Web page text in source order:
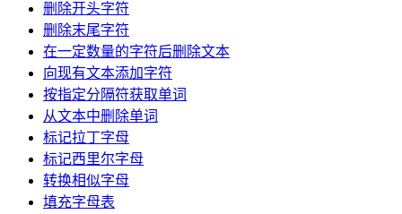
删除开头字符
删除末尾字符
在一定数量的字符后删除文本
向现有文本添加字符
按指定分隔符获取单词
从文本中删除单词
标记拉丁字母
标记西里尔字母
转换相似字母
填充字母表